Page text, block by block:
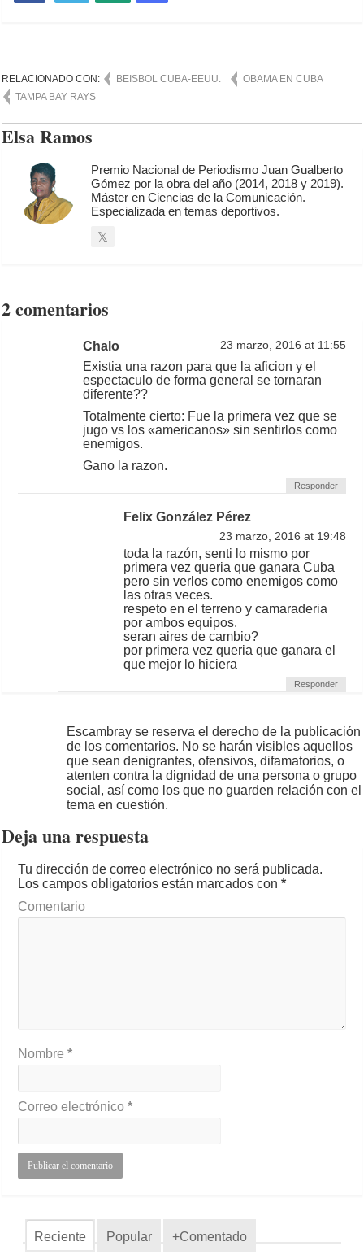
RELACIONADO CON: BEISBOL CUBA-EEUU.
OBAMA EN CUBA
TAMPA BAY RAYS
Elsa Ramos
Premio Nacional de Periodismo Juan Gualberto
Gómez por la obra del año (2014, 2018 y 2019).
Máster en Ciencias de la Comunicación.
Especializada en temas deportivos.
2 comentarios
Chalo 23 marzo, 2016 at 11:55
Existia una razon para que la aficion y el
espectaculo de forma general se tornaran
diferente??
Totalmente cierto: Fue la primera vez que se
jugo vs los «americanos» sin sentirlos como
enemigos.
Gano la razon.
Responder
Felix González Pérez
23 marzo, 2016 at 19:48
toda la razón, senti lo mismo por
primera vez queria que ganara Cuba
pero sin verlos como enemigos como
las otras veces.
respeto en el terreno y camaraderia
por ambos equipos.
seran aires de cambio?
por primera vez queria que ganara el
que mejor lo hiciera
Responder
Escambray se reserva el derecho de la publicación
de los comentarios. No se harán visibles aquellos
que sean denigrantes, ofensivos, difamatorios, o
atenten contra la dignidad de una persona o grupo
social, así como los que no guarden relación con el
tema en cuestión.
Deja una respuesta
Tu dirección de correo electrónico no será publicada.
Los campos obligatorios están marcados con*
Comentario
Nombre*
Correo electrónico*
Reciente Popular +Comentado